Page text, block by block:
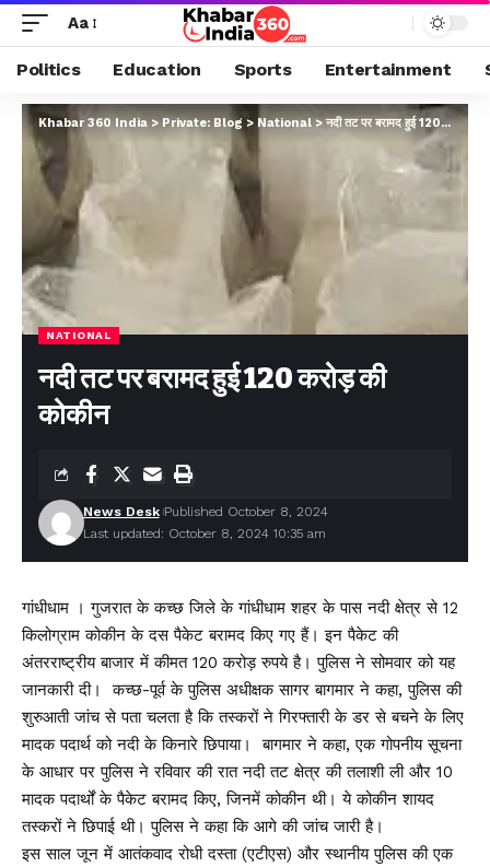
Aa
Politics Education Sports Entertainment
Khabar 360 India > Private: Blog > National>नदी तट पर बरामद हुई 120 करोड़ की कोकीन
NATIONAL
नदी तट पर बरामद हुई 120 करोड़ की
कोकीन
Last updated: October 8, 2024 10:35 am
News Desk Published October 8, 2024
गांधीधाम । गुजरात के कच्छ जिले के गांधीधाम शहर के पास नदी क्षेत्र से 12
किलोग्राम कोकीन के दस पैकेट बरामद किए गए हैं। इन पैकेट की
अंतरराष्ट्रीय बाजार में कीमत 120 करोड़ रुपये है। पुलिस ने सोमवार को यह
जानकारी दी। कच्छ-पूर्व के पुलिस अधीक्षक सागर बागमार ने कहा, पुलिस की
शुरुआती जांच से पता चलता है कि तस्करों ने गिरफ्तारी के डर से बचने के लिए
मादक पदार्थ को नदी के किनारे छिपाया। बागमार ने कहा, एक गोपनीय सूचना
के आधार पर पुलिस ने रविवार की रात नदी तट क्षेत्र की तलाशी ली और 10
मादक पदार्थों के पैकेट बरामद किए, जिनमें कोकीन थी। ये कोकीन शायद
तस्करों ने छिपाई थी। पुलिस ने कहा कि आगे की जांच जारी है।
इस साल जून में आतंकवाद रोधी दस्ता (एटीएस) और स्थानीय पुलिस की एक